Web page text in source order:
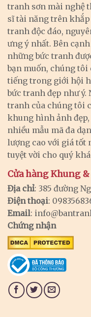
tranh sơn mài nghệ
sĩ tài năng trên
tranh độc đáo,
ưng ý nhất. Bên
những bức tranh
bạn muốn, chúng
tiếng trong giới hội
bức tranh đẹp như
tranh của chúng tôi
khung hình ảnh
nhiều mẫu mã đa
lượng cao với giá tốt
tuyệt vời cho quý
Cửa hàng Khung
Địa chỉ: 385 đường
Điện thoại:
Email:
Chứng nhận